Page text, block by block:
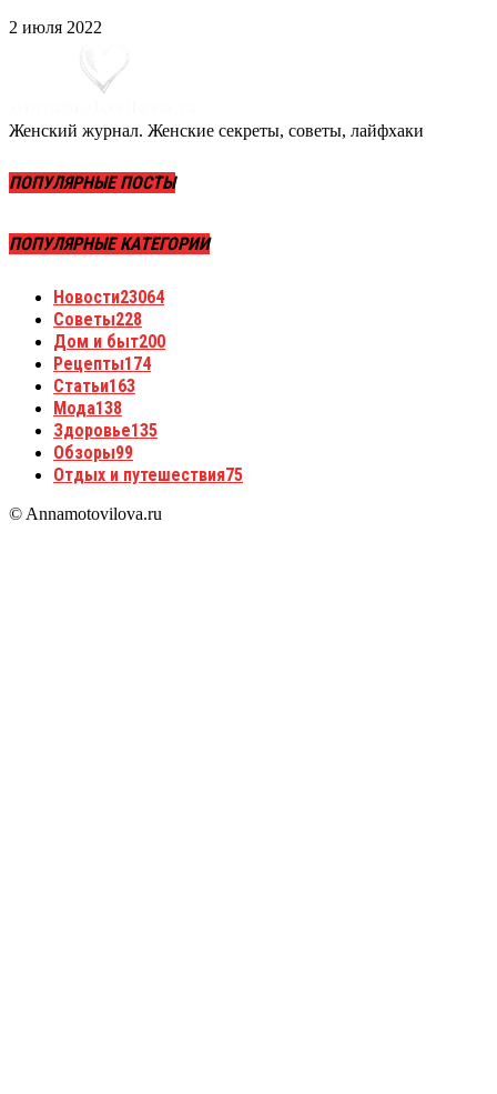
2 июля 2022
Женский журнал. Женские секреты, советы, лайфхаки
ПОПУЛЯРНЫЕ ПОСТЫ
ПОПУЛЯРНЫЕ КАТЕГОРИИ
Новости23064
Советы228
Дом и быт200
Рецепты174
Статьи163
Мода138
Здоровье135
Обзоры99
Отдых и путешествия75
© Annamotovilova.ru